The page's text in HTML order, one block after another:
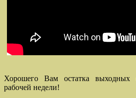
Хорошего Вам остатка выходных
рабочей недели!